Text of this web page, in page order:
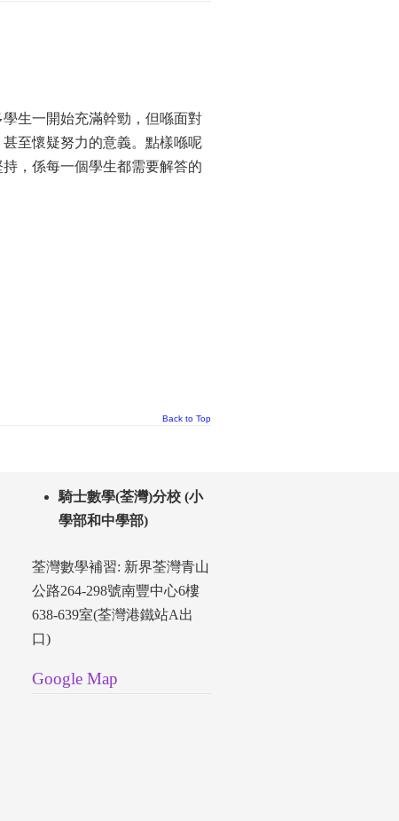
生一開始充滿幹勁，但喺面對
至懷疑努力的意義。點樣喺呢
，係每一個學生都需要解答的
Back to Top
騎士數學(荃灣)分校 (小
學部和中學部)
荃灣數學補習: 新界荃灣青山
公路264-298號南豐中心6樓
638-639室(荃灣港鐵站A出
口)
Google Map